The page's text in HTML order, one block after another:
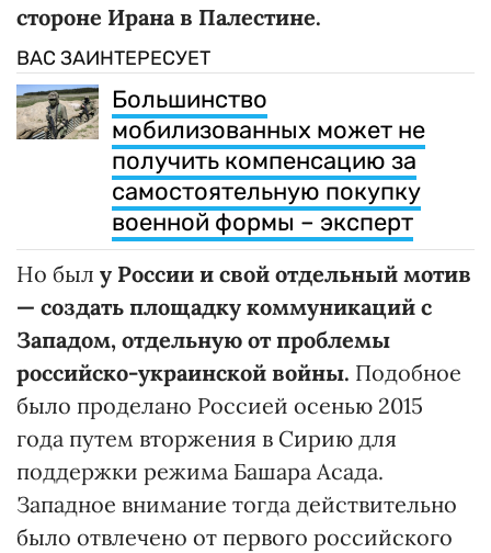
стороне Ирана в Палестине.
ВАС ЗАИНТЕРЕСУЕТ
Большинство
мобилизованных может не
получить компенсацию за
самостоятельную покупку
военной формы – эксперт
Но был у России и свой отдельный мотив
— создать площадку коммуникаций с
Западом, отдельную от проблемы
российско-украинской войны. Подобное
было проделано Россией осенью 2015
года путем вторжения в Сирию для
поддержки режима Башара Асада.
Западное внимание тогда действительно
было отвлечено от первого российского